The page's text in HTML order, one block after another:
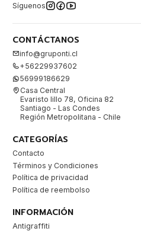
Síguenos
CONTÁCTANOS
info@gruponti.cl
+56229937602
56999186629
Casa Central
Evaristo lillo 78, Oficina 82
Santiago - Las Condes
Región Metropolitana - Chile
CATEGORÍAS
Contacto
Términos y Condiciones
Política de privacidad
Política de reembolso
INFORMACIÓN
Antigraffiti